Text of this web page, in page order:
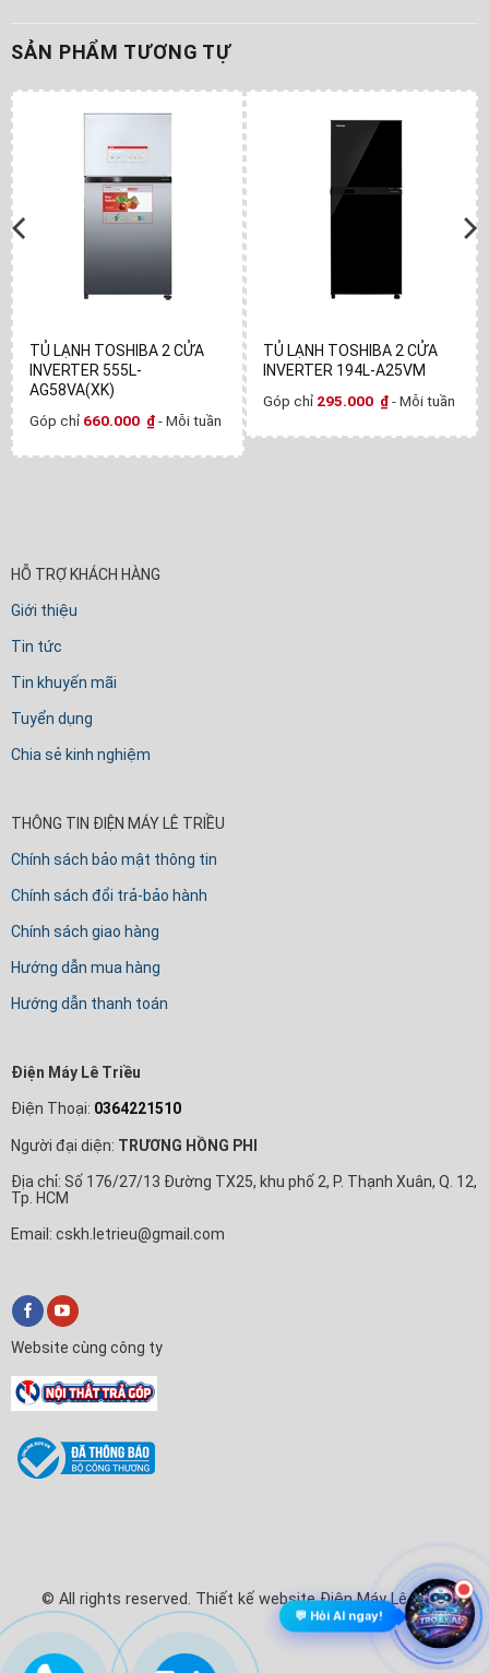
SẢN PHẨM TƯƠNG TỰ
TỦ LẠNH TOSHIBA 2 CỬA
INVERTER 555L-
AG58VA(XK)
Góp chỉ 660.000 ₫- Mỗi tuần
TỦ LẠNH TOSHIBA 2 CỬA
INVERTER 194L-A25VM
Góp chỉ 295.000 ₫- Mỗi tuần
HỖ TRỢ KHÁCH HÀNG
Giới thiệu
Tin tức
Tin khuyến mãi
Tuyển dụng
Chia sẻ kinh nghiệm
THÔNG TIN ĐIỆN MÁY LÊ TRIỀU
Chính sách bảo mật thông tin
Chính sách đổi trả-bảo hành
Chính sách giao hàng
Hướng dẫn mua hàng
Hướng dẫn thanh toán
Điện Máy Lê Triều
Điện Thoại: 0364221510
Người đại diện: TRƯƠNG HỒNG PHI
Địa chỉ: Số 176/27/13 Đường TX25, khu phố 2, P. Thạnh Xuân, Q. 12,
Tp. HCM
Email: cskh.letrieu@gmail.com
Website cùng công ty
© All rights reserved. Thiết kế website Điện Máy Lê Triều
💬 Hỏi AI ngay!